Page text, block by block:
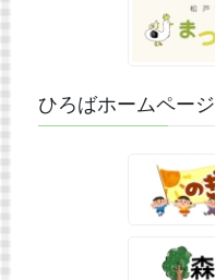
ひろばホームページ